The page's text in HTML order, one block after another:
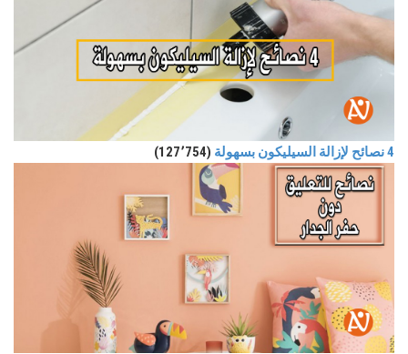
4 نصائح لإزالة السيليكون بسهولة (127٬754)